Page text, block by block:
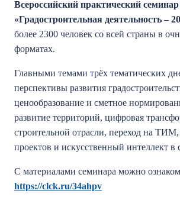
Всероссийский практический семинар
«Градостроительная деятельность –
более 2300 человек со всей страны в
форматах.
Главными темами трёх тематических
перспективы развития
ценообразование и сметное
развитие территорий, цифровая
строительной отрасли, переход на ТИМ,
проектов и искусственный интеллект в
С материалами семинара можно
https://clck.ru/34ahpv